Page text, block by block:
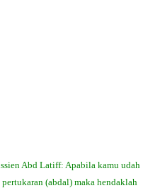
Abd Latiff: Apabila kamu udah
(abdal) maka hendaklah